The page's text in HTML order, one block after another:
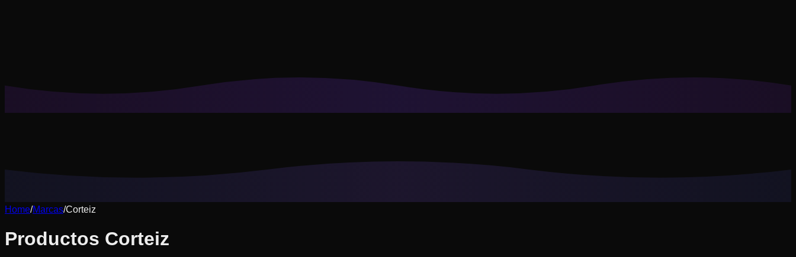
Home/Marcas/Corteiz
Productos Corteiz